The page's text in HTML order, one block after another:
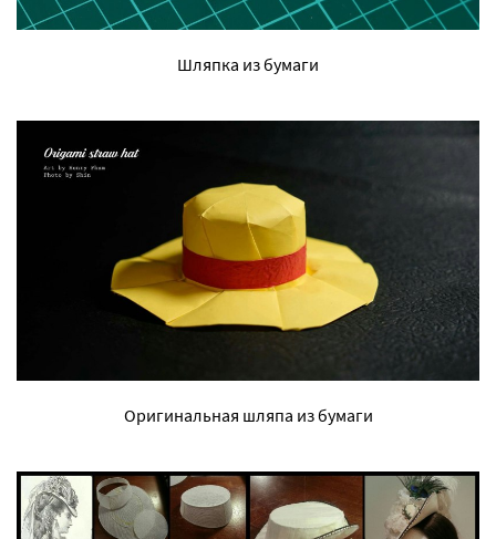
Шляпка из бумаги
Оригинальная шляпа из бумаги